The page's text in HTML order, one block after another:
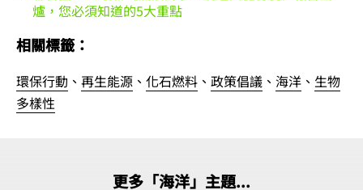
爐，您必須知道的5大重點
相關標籤：
環保行動 、 再生能源 、 化石燃料 、 政策倡議 、 海洋 、 生物
多樣性
更多「海洋」主題...